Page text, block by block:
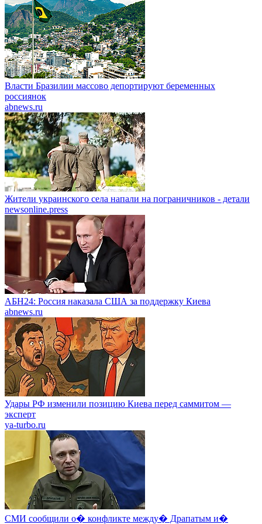
Власти Бразилии массово депортируют беременных
россиянок
abnews.ru
Жители украинского села напали на пограничников - детали
newsonline.press
АБН24: Россия наказала США за поддержку Киева
abnews.ru
Удары РФ изменили позицию Киева перед саммитом —
эксперт
ya-turbo.ru
СМИ сообщили о� конфликте между� Драпатым и�